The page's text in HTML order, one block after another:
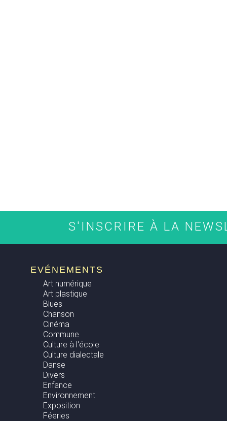
S'INSCRIRE À LA
EVÉNEMENTS
Art numérique
Art plastique
Blues
Chanson
Cinéma
Commune
Culture à l'école
Culture dialectale
Danse
Divers
Enfance
Environnement
Exposition
Féeries